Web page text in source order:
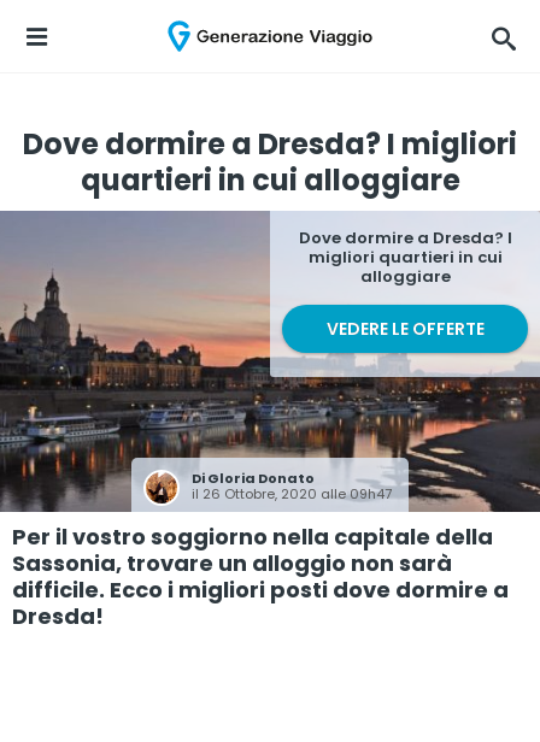
Dove dormire a Dresda? I migliori
quartieri in cui alloggiare
DiGloria Donato
il 26 Ottobre, 2020 alle 09h47
Dove dormire a Dresda? I
migliori quartieri in cui
alloggiare
VEDERE LE OFFERTE
Per il vostro soggiorno nella capitale della
Sassonia, trovare un alloggio non sarà
difficile. Ecco i migliori posti dove dormire a
Dresda!